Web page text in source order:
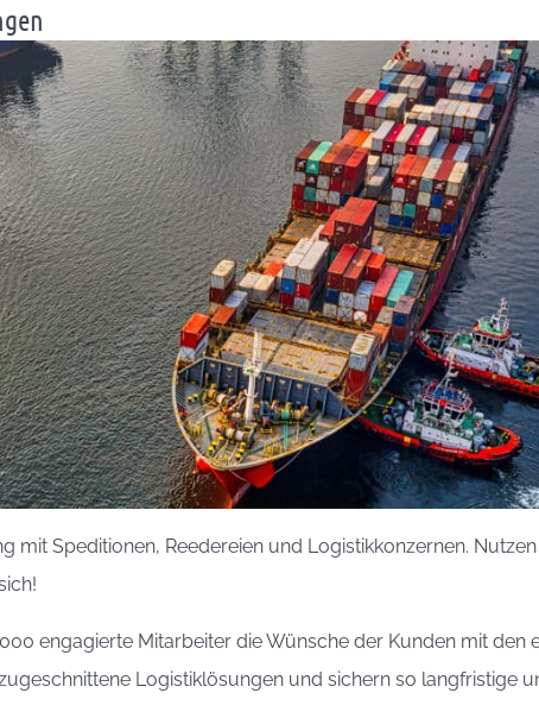
mit Speditionen, Reedereien und Logistikkonzernen.
engagierte Mitarbeiter die Wünsche der Kunden mit den
Logistiklösungen und sichern so langfristige